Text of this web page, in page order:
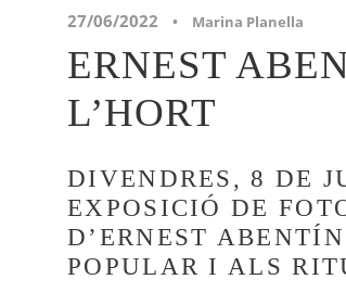
27/06/2022 • Marina Planella
ERNEST
L’HORT
DIVENDRES, 8 DE
EXPOSICIÓ DE
D’ERNEST
POPULAR I ALS